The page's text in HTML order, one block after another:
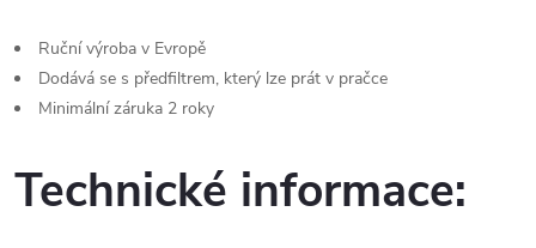
Ruční výroba v Evropě
Dodává se s předfiltrem, který lze prát v pračce
Minimální záruka 2 roky
Technické informace: